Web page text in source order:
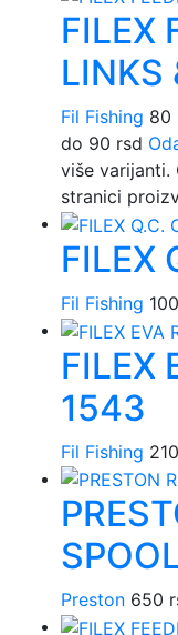
FILEX
LINKS
Fil Fishing 80
do 90 rsd
više varijanti.
stranici
FILEX
Fil Fishing 100
FILEX
1543
Fil Fishing 210
Preston 650